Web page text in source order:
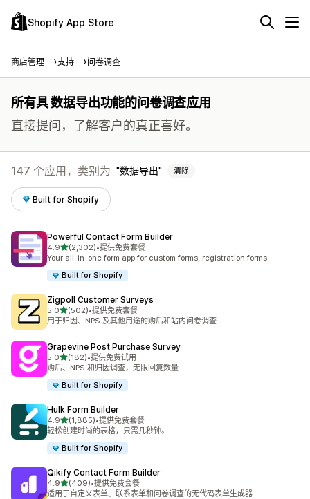
Shopify App Store
商店管理 支持 问卷调查
所有具 数据导出功能的问卷调查应用
直接提问，了解客户的真正喜好。
147 个应用，类别为 数据导出 清除
Built for Shopify
Powerful Contact Form Builder
4.9星（满分 5 星）
(2,302)
总共 2302 条评论
•提供免费套餐
Your all-in-one form app for custom forms, registration forms
Built for Shopify
Zigpoll Customer Surveys
5.0星（满分 5 星）
(502)
总共 502 条评论
•提供免费套餐
用于归因、NPS 及其他用途的购后和站内问卷调查
Grapevine Post Purchase Survey
5.0星（满分 5 星）
(182)
总共 182 条评论
•提供免费试用
购后、NPS 和归因调查，无限回复数量
Built for Shopify
Hulk Form Builder
4.9星（满分 5 星）
(1,885)
总共 1885 条评论
•提供免费套餐
轻松创建时尚的表格，只需几秒钟。
Built for Shopify
Qikify Contact Form Builder
4.9星（满分 5 星）
(409)
总共 409 条评论
•提供免费套餐
适用于自定义表单、联系表单和问卷调查的无代码表单生成器